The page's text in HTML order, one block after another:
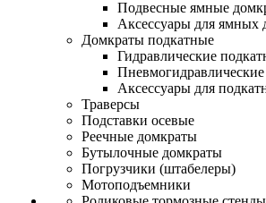
Подвесные ямные
Аксессуары для ямных
Домкраты подкатные
Гидравлические
Аксессуары для
Траверсы
Подставки осевые
Реечные домкраты
Бутылочные домкраты
Погрузчики (штабелеры)
Мотоподъемники